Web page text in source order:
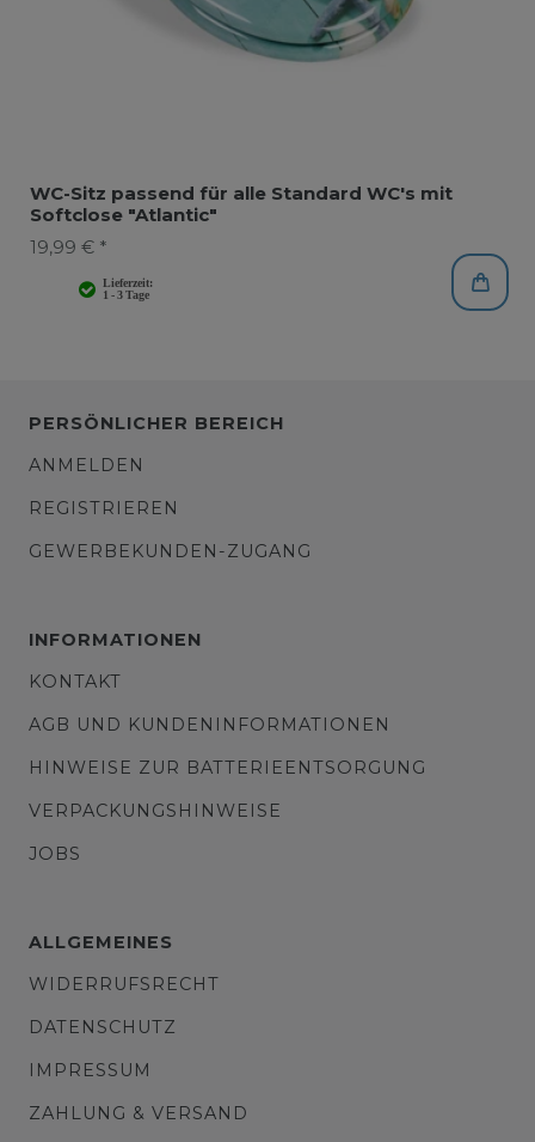
WC-Sitz passend für alle Standard WC's mit
Softclose "Atlantic"
19,99 € *
PERSÖNLICHER BEREICH
ANMELDEN
REGISTRIEREN
GEWERBEKUNDEN-ZUGANG
INFORMATIONEN
KONTAKT
AGB UND KUNDENINFORMATIONEN
HINWEISE ZUR BATTERIEENTSORGUNG
VERPACKUNGSHINWEISE
JOBS
ALLGEMEINES
WIDERRUFSRECHT
DATENSCHUTZ
IMPRESSUM
ZAHLUNG & VERSAND